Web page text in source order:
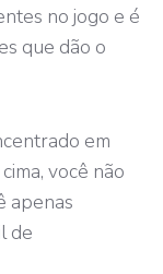
no jogo e é
que dão o
em
você não
apenas
de